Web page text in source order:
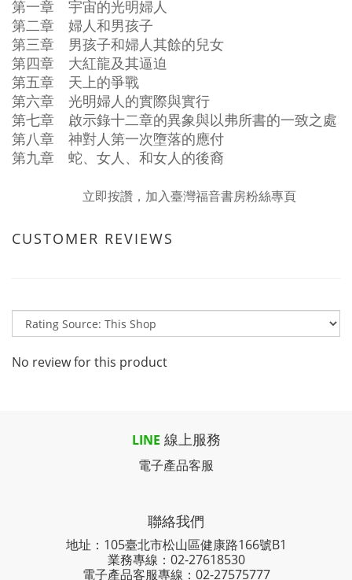
第一章 宇宙的光明婦人
第二章 婦人和男孩子
第三章 男孩子和婦人其餘的兒女
第四章 大紅龍及其逼迫
第五章 天上的爭戰
第六章 光明婦人的實際與實行
第七章 啟示錄十二章的異象與以弗所書的一致之處
第八章 神對人第一次墮落的應付
第九章 蛇、女人、和女人的後裔
立即按讚，加入臺灣福音書房粉絲專頁
CUSTOMER REVIEWS
No review for this product
LINE 線上服務
電子產品客服
聯絡我們
地址：105臺北市松山區健康路166號B1
業務專線： 02-27618530
電子產品客服專線：02-27575777